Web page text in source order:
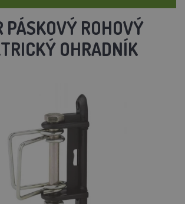
PÁSKOVÝ ROHOVÝ
OHRADNÍK